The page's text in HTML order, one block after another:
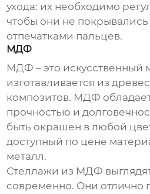
ухода: их необходимо
чтобы они не
отпечатками пальцев.
МДФ
МДФ – это искусственный
изготавливается из
композитов. МДФ
прочностью и
быть окрашен в любой
доступный по цене
металл.
Стеллажи из МДФ
современно. Они отлично